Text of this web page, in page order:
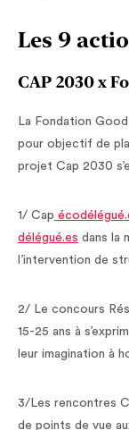
Les 9
CAP 2030 x
La Fondation
pour objectif de
projet Cap 2030
1/ Cap
délégué.es dans la
l’intervention de
2/ Le concours
15-25 ans à
leur imagination à
3/Les rencontres
de points de vue